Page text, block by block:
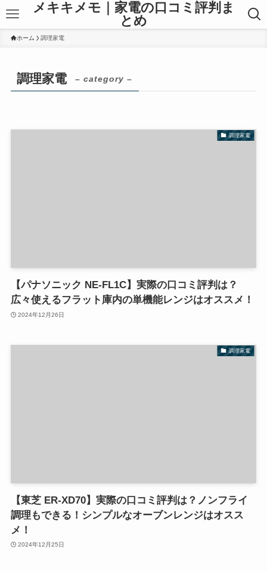
メキキメモ｜家電の口コミ評判ま
とめ
ホーム 調理家電
調理家電 – category –
調理家電
【パナソニック NE-FL1C】実際の口コミ評判は？
広々使えるフラット庫内の単機能レンジはオススメ！
2024年12月26日
調理家電
【東芝 ER-XD70】実際の口コミ評判は？ノンフライ
調理もできる！シンプルなオーブンレンジはオスス
メ！
2024年12月25日